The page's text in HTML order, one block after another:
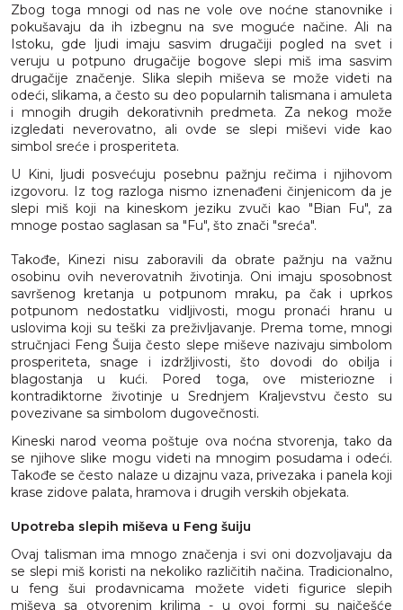
Zbog toga mnogi od nas ne vole ove noćne stanovnike i
pokušavaju da ih izbegnu na sve moguće načine. Ali na
Istoku, gde ljudi imaju sasvim drugačiji pogled na svet i
veruju u potpuno drugačije bogove slepi miš ima sasvim
drugačije značenje. Slika slepih miševa se može videti na
odeći, slikama, a često su deo popularnih talismana i amuleta
i mnogih drugih dekorativnih predmeta. Za nekog može
izgledati neverovatno, ali ovde se slepi miševi vide kao
simbol sreće i prosperiteta.
U Kini, ljudi posvećuju posebnu pažnju rečima i njihovom
izgovoru. Iz tog razloga nismo iznenađeni činjenicom da je
slepi miš koji na kineskom jeziku zvuči kao "Bian Fu", za
mnoge postao saglasan sa "Fu", što znači "sreća".
Takođe, Kinezi nisu zaboravili da obrate pažnju na važnu
osobinu ovih neverovatnih životinja. Oni imaju sposobnost
savršenog kretanja u potpunom mraku, pa čak i uprkos
potpunom nedostatku vidljivosti, mogu pronaći hranu u
uslovima koji su teški za preživljavanje. Prema tome, mnogi
stručnjaci Feng Šuija često slepe miševe nazivaju simbolom
prosperiteta, snage i izdržljivosti, što dovodi do obilja i
blagostanja u kući. Pored toga, ove misteriozne i
kontradiktorne životinje u Srednjem Kraljevstvu često su
povezivane sa simbolom dugovečnosti.
Kineski narod veoma poštuje ova noćna stvorenja, tako da
se njihove slike mogu videti na mnogim posudama i odeći.
Takođe se često nalaze u dizajnu vaza, privezaka i panela koji
krase zidove palata, hramova i drugih verskih objekata.
Upotreba slepih miševa u Feng šuiju
Ovaj talisman ima mnogo značenja i svi oni dozvoljavaju da
se slepi miš koristi na nekoliko različitih načina. Tradicionalno,
u feng šui prodavnicama možete videti figurice slepih
miševa sa otvorenim krilima - u ovoj formi su najčešće